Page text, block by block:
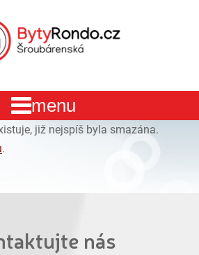
již nejspíš byla smazána.
.
nás